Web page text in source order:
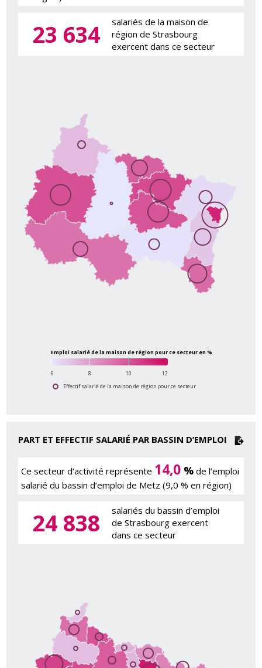
23 634
salariés de la maison de
région de Strasbourg
exercent dans ce secteur
6 8 10
12
Effectif salarié de la maison de région pour ce secteur
Emploi salarié de la maison de région pour ce secteur en %
PART ET EFFECTIF SALARIÉ PAR BASSIN D’EMPLOI
Ce secteur d’activité représente 14,0 % de l’emploi
salarié du bassin d’emploi de Metz (9,0 % en région)
24 838
salariés du bassin d’emploi
de Strasbourg exercent
dans ce secteur